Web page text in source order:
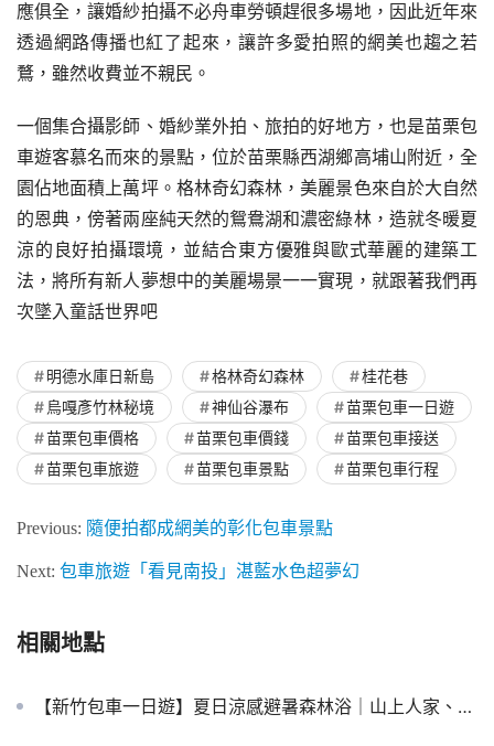
應俱全，讓婚紗拍攝不必舟車勞頓趕很多場地，因此近年來
透過網路傳播也紅了起來，讓許多愛拍照的網美也趨之若
鶩，雖然收費並不親民。
一個集合攝影師、婚紗業外拍、旅拍的好地方，也是苗栗包
車遊客慕名而來的景點，位於苗栗縣西湖鄉高埔山附近，全
園佔地面積上萬坪。格林奇幻森林，美麗景色來自於大自然
的恩典，傍著兩座純天然的鴛鴦湖和濃密綠林，造就冬暖夏
涼的良好拍攝環境，並結合東方優雅與歐式華麗的建築工
法，將所有新人夢想中的美麗場景一一實現，就跟著我們再
次墜入童話世界吧
明德水庫日新島 格林奇幻森林
桂花巷
烏嘎彥竹林秘境
神仙谷瀑布
苗栗包車一日遊
苗栗包車價格
苗栗包車價錢
苗栗包車接送
苗栗包車旅遊
苗栗包車景點 苗栗包車行程
Previous: 隨便拍都成網美的彰化包車景點
Next: 包車旅遊「看見南投」湛藍水色超夢幻
相關地點
【新竹包車一日遊】夏日涼感避暑森林浴｜山上人家、清泉將軍湯、張學良故居與綠世界生態農場慢活全攻略